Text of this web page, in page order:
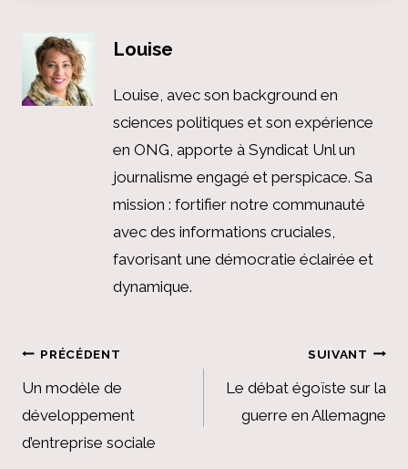
Louise
Louise, avec son background en
sciences politiques et son expérience
en ONG, apporte à Syndicat Unl un
journalisme engagé et perspicace. Sa
mission : fortifier notre communauté
avec des informations cruciales,
favorisant une démocratie éclairée et
dynamique.
Navigation
de
l’article
PRÉCÉDENT
Un modèle de
développement
d’entreprise sociale
SUIVANT
Le débat égoïste sur la
guerre en Allemagne